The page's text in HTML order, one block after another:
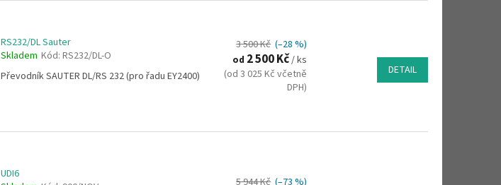
RS232/DL Sauter
Skladem Kód: RS232/DL-O
Převodník SAUTER DL/RS 232 (pro řadu EY2400)
3 500 Kč (–28 %)
od 2 500 Kč/ ks
(od 3 025 Kč včetně
DPH)
DETAIL
UDI6